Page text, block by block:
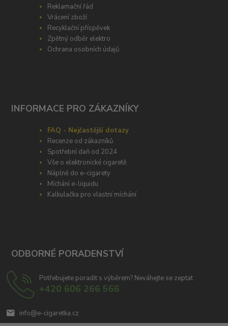
Reklamační řád
Vrácení zboží
Recyklační příspěvek
Zpětný odběr elektro
Ochrana osobních údajů
INFORMACE PRO ZÁKAZNÍKY
FAQ - Nejčastější dotazy
Recenze od zákazníků
Spotřební daň od 2024
Vše o elektronické cigaretě
Náplně do e-cigarety
Míchání e-liquidu
Kalkulačka pro vlastní míchání
ODBORNÉ PORADENSTVÍ
Potřebujete poradit s výběrem? Neváhejte se zeptat
+420 606 266 566
info@e-cigaretka.cz